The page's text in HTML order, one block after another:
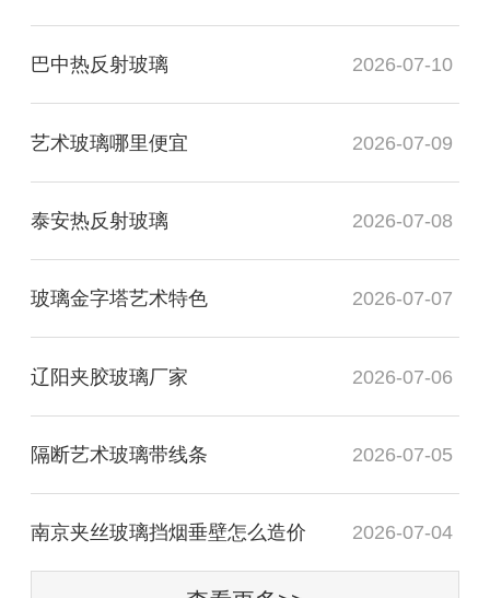
巴中热反射玻璃 2026-07-10
艺术玻璃哪里便宜 2026-07-09
泰安热反射玻璃 2026-07-08
玻璃金字塔艺术特色 2026-07-07
辽阳夹胶玻璃厂家 2026-07-06
隔断艺术玻璃带线条 2026-07-05
南京夹丝玻璃挡烟垂壁怎么造价 2026-07-04